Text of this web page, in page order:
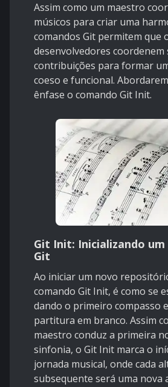
Assim como um maestro
músicos para criar uma
comandos Git permitem que
desenvolvedores coordenem
contribuições para formar
coeso e funcional.
ênfase o comando Git Init.
Git Init: Inicializando
Git
Ao iniciar um novo
comando Git Init, é como se
dando o primeiro compasso
partitura em branco. Assim
maestro conduz a primeira
sinfonia, o Git Init marca o
jornada musical, onde cada
subsequente será uma nova